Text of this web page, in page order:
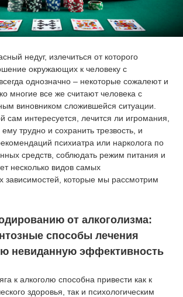
недуг, излечиться от которого
окружающих к человеку с
однозначно – некоторые сожалеют и
многие все же считают человека с
виновником сложившейся ситуации.
сам интересуется, лечится ли игромания,
трудно и сохранить трезвость, и
психиатра или нарколога по
средств, соблюдать режим питания и
несколько видов самых
зависимостей, которые мы рассмотрим
от алкоголизма:
способы лечения
невиданную эффективность
к алкоголю способна привести как к
здоровья, так и психологическим